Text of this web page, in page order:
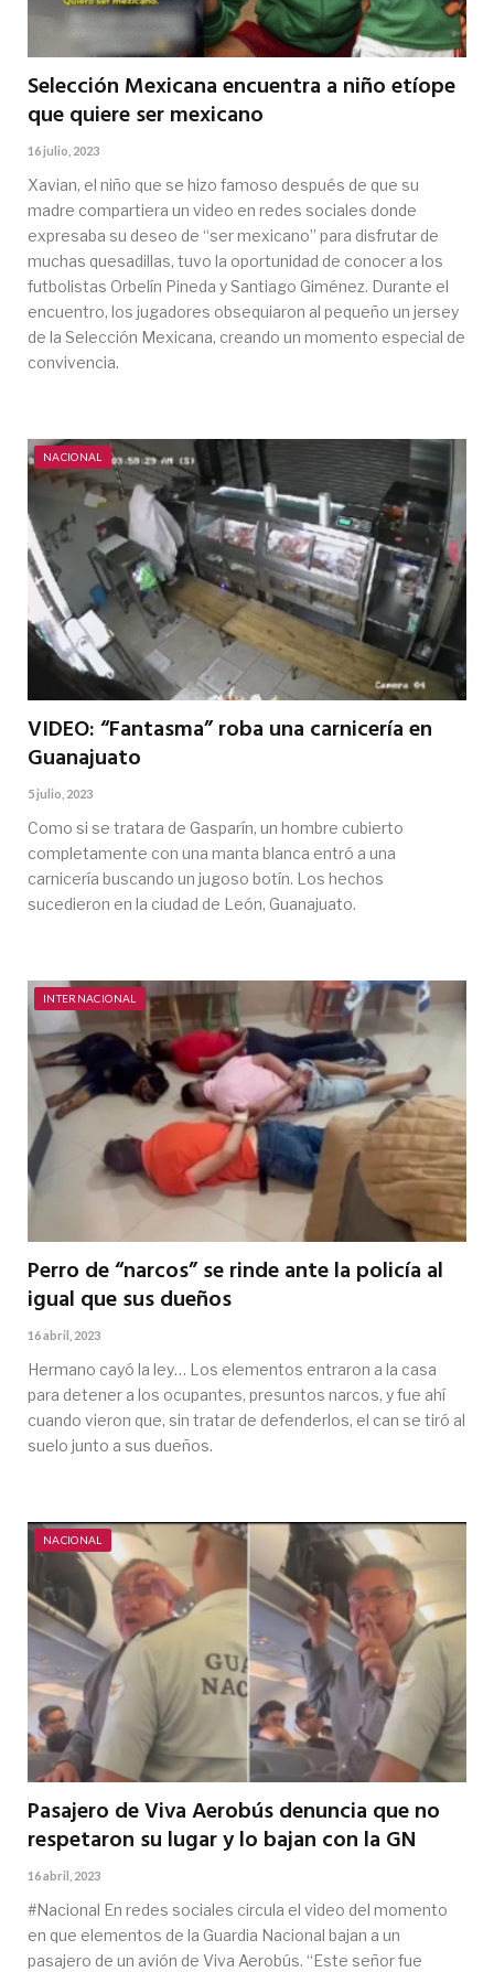
Selección Mexicana encuentra a niño etíope
que quiere ser mexicano
16 julio, 2023
Xavian, el niño que se hizo famoso después de que su
madre compartiera un video en redes sociales donde
expresaba su deseo de “ser mexicano” para disfrutar de
muchas quesadillas, tuvo la oportunidad de conocer a los
futbolistas Orbelín Pineda y Santiago Giménez. Durante el
encuentro, los jugadores obsequiaron al pequeño un jersey
de la Selección Mexicana, creando un momento especial de
convivencia.
NACIONAL
VIDEO: “Fantasma” roba una carnicería en
Guanajuato
5 julio, 2023
Como si se tratara de Gasparín, un hombre cubierto
completamente con una manta blanca entró a una
carnicería buscando un jugoso botín. Los hechos
sucedieron en la ciudad de León, Guanajuato.
INTERNACIONAL
Perro de “narcos” se rinde ante la policía al
igual que sus dueños
16 abril, 2023
Hermano cayó la ley… Los elementos entraron a la casa
para detener a los ocupantes, presuntos narcos, y fue ahí
cuando vieron que, sin tratar de defenderlos, el can se tiró al
suelo junto a sus dueños.
NACIONAL
Pasajero de Viva Aerobús denuncia que no
respetaron su lugar y lo bajan con la GN
16 abril, 2023
#Nacional En redes sociales circula el video del momento
en que elementos de la Guardia Nacional bajan a un
pasajero de un avión de Viva Aerobús. “Este señor fue